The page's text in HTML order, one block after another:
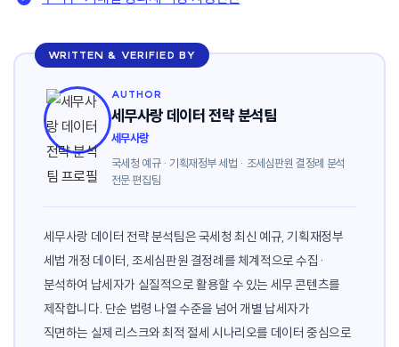
WRITTEN & VERIFIED BY
AUTHOR
세무사랑 데이터 전략 분석팀
세무사랑
국세청 예규 · 기획재정부 세법 · 조세심판원 결정례 분석
전문 편집팀
세무사랑 데이터 전략 분석팀은 국세청 최신 예규, 기획재정부
세법 개정 데이터, 조세심판원 결정례를 체계적으로 수집·
분석하여 납세자가 실질적으로 활용할 수 있는 세무 콘텐츠를
제작합니다. 단순 법령 나열 수준을 넘어 개별 납세자가
직면하는 실제 리스크와 최적 절세 시나리오를 데이터 중심으로